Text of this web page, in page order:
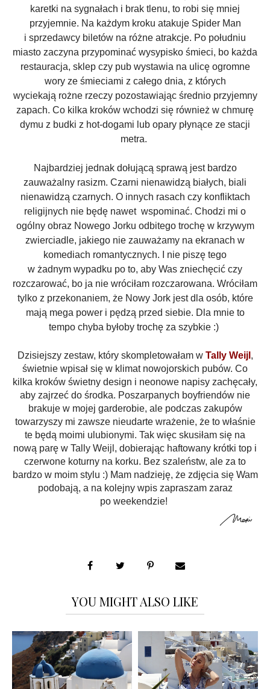
karetki na sygnałach i brak tlenu, to robi się mniej
przyjemnie. Na każdym kroku atakuje Spider Man
i sprzedawcy biletów na różne atrakcje. Po południu
miasto zaczyna przypominać wysypisko śmieci, bo każda
restauracja, sklep czy pub wystawia na ulicę ogromne
wory ze śmieciami z całego dnia, z których
wyciekają rożne rzeczy pozostawiając średnio przyjemny
zapach. Co kilka kroków wchodzi się również w chmurę
dymu z budki z hot-dogami lub opary płynące ze stacji
metra.
Najbardziej jednak dołującą sprawą jest bardzo
zauważalny rasizm. Czarni nienawidzą białych, biali
nienawidzą czarnych. O innych rasach czy konfliktach
religijnych nie będę nawet wspominać. Chodzi mi o
ogólny obraz Nowego Jorku odbitego trochę w krzywym
zwierciadle, jakiego nie zauważamy na ekranach w
komediach romantycznych. I nie piszę tego
w żadnym wypadku po to, aby Was zniechęcić czy
rozczarować, bo ja nie wróciłam rozczarowana. Wróciłam
tylko z przekonaniem, że Nowy Jork jest dla osób, które
mają mega power i pędzą przed siebie. Dla mnie to
tempo chyba byłoby trochę za szybkie :)
Dzisiejszy zestaw, który skompletowałam w Tally Weijl ,
świetnie wpisał się w klimat nowojorskich pubów. Co
kilka kroków świetny design i neonowe napisy zachęcały,
aby zajrzeć do środka. Poszarpanych boyfriendów nie
brakuje w mojej garderobie, ale podczas zakupów
towarzyszy mi zawsze nieudarte wrażenie, że to właśnie
te będą moimi ulubionymi. Tak więc skusiłam się na
nową parę w Tally Weijl, dobierając haftowany krótki top i
czerwone koturny na korku. Bez szaleństw, ale za to
bardzo w moim stylu :) Mam nadzieję, że zdjęcia się Wam
podobają, a na kolejny wpis zapraszam zaraz
po weekendzie!
YOU MIGHT ALSO LIKE